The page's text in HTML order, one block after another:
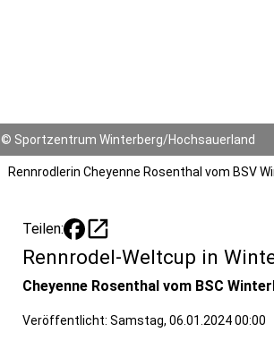
© Sportzentrum Winterberg/Hochsauerland
Rennrodlerin Cheyenne Rosenthal vom BSV
Teilen: open_in_new
Rennrodel-Weltcup in
Cheyenne Rosenthal vom BSC
Veröffentlicht: Samstag, 06.01.2024 00:00